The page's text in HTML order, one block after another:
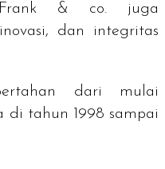
& co. juga
dan integritas
dari mulai
di tahun 1998 sampai